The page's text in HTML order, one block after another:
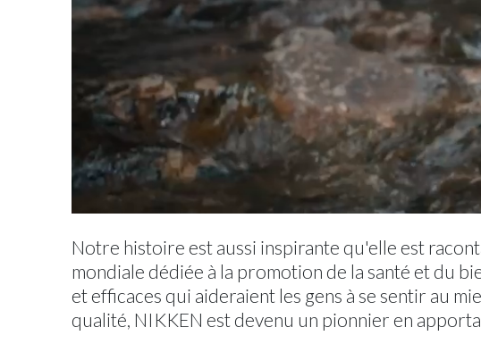
Notre histoire est aussi inspirante qu'elle est
mondiale dédiée à la promotion de la santé et du
et efficaces qui aideraient les gens à se sentir au
qualité, NIKKEN est devenu un pionnier en